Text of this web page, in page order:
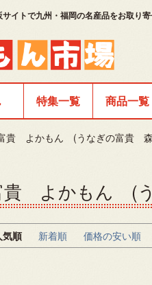
イトで九州・福岡の名産品をお取り寄
特集一覧 商品一覧
貴 よかもん (うなぎの富貴
貴 よかもん (
気順 新着順 価格の安い順